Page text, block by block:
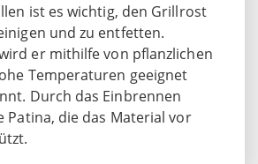
ist es wichtig, den Grillrost
und zu entfetten.
er mithilfe von pflanzlichen
Temperaturen geeignet
Durch das Einbrennen
Patina, die das Material vor